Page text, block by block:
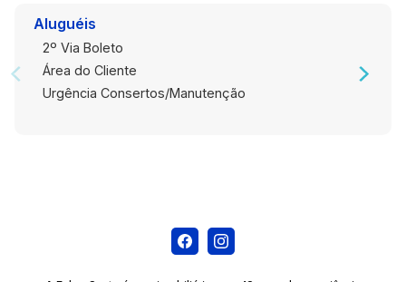
Aluguéis
2º Via Boleto
Área do Cliente
Urgência Consertos/Manutenção